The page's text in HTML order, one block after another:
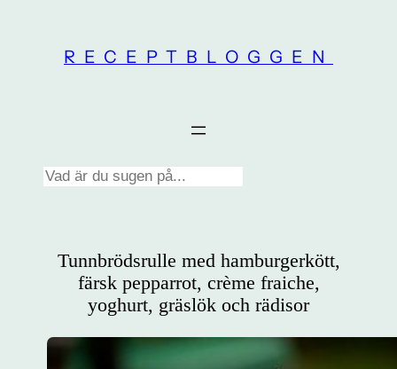
RECEPTBLOGGEN
Search
Tunnbrödsrulle med hamburgerkött,
färsk pepparrot, crème fraiche,
yoghurt, gräslök och rädisor